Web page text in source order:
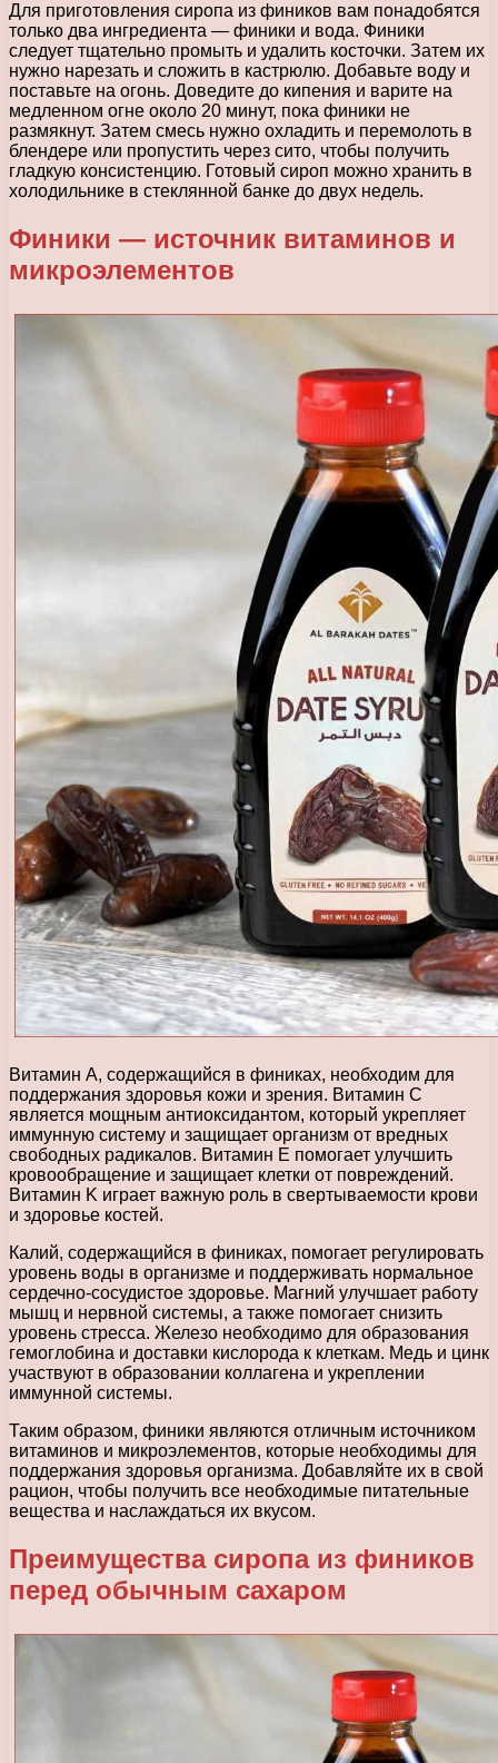
Для приготовления сиропа из фиников вам понадобятся
только два ингредиента — финики и вода. Финики
следует тщательно промыть и удалить косточки. Затем их
нужно нарезать и сложить в кастрюлю. Добавьте воду и
поставьте на огонь. Доведите до кипения и варите на
медленном огне около 20 минут, пока финики не
размякнут. Затем смесь нужно охладить и перемолоть в
блендере или пропустить через сито, чтобы получить
гладкую консистенцию. Готовый сироп можно хранить в
холодильнике в стеклянной банке до двух недель.
Финики — источник витаминов и
микроэлементов
Витамин A, содержащийся в финиках, необходим для
поддержания здоровья кожи и зрения. Витамин C
является мощным антиоксидантом, который укрепляет
иммунную систему и защищает организм от вредных
свободных радикалов. Витамин E помогает улучшить
кровообращение и защищает клетки от повреждений.
Витамин K играет важную роль в свертываемости крови
и здоровье костей.
Калий, содержащийся в финиках, помогает регулировать
уровень воды в организме и поддерживать нормальное
сердечно-сосудистое здоровье. Магний улучшает работу
мышц и нервной системы, а также помогает снизить
уровень стресса. Железо необходимо для образования
гемоглобина и доставки кислорода к клеткам. Медь и цинк
участвуют в образовании коллагена и укреплении
иммунной системы.
Таким образом, финики являются отличным источником
витаминов и микроэлементов, которые необходимы для
поддержания здоровья организма. Добавляйте их в свой
рацион, чтобы получить все необходимые питательные
вещества и наслаждаться их вкусом.
Преимущества сиропа из фиников
перед обычным сахаром